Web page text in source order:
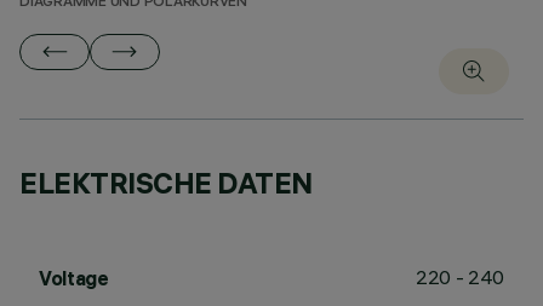
ELEKTRISCHE DATEN
Voltage 220 - 240